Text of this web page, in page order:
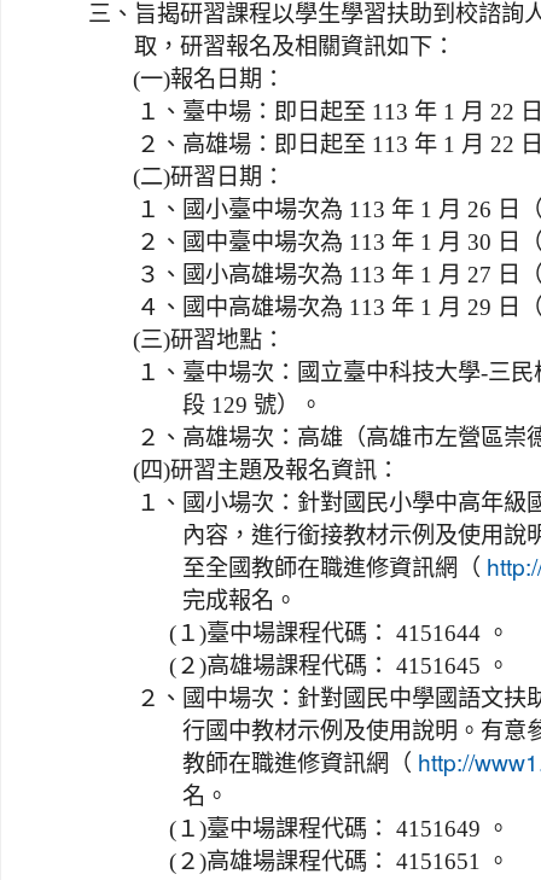
三、 旨揭研習課程以學生學習扶助到校諮詢
取，研習報名及相關資訊如下：
(一)報名日期：
１、 臺中場：即日起至 113 年 1 月 22
２、 高雄場：即日起至 113 年 1 月 22
(二)研習日期：
１、 國小臺中場次為 113 年 1 月 26 日
２、 國中臺中場次為 113 年 1 月 30 日
３、 國小高雄場次為 113 年 1 月 27 日
４、 國中高雄場次為 113 年 1 月 29 日
(三)研習地點：
１、 臺中場次：國立臺中科技大學-三
段 129 號）。
２、 高雄場次：高雄（高雄市左營區崇
(四)研習主題及報名資訊：
１、 國小場次：針對國民小學中高年級
內容，進行銜接教材示例及使用說
至全國教師在職進修資訊網（
完成報名。
(１)臺中場課程代碼： 4151644 。
(２)高雄場課程代碼： 4151645 。
２、 國中場次：針對國民中學國語文扶
行國中教材示例及使用說明。有意
教師在職進修資訊網（ http://
名。
(１)臺中場課程代碼： 4151649 。
(２)高雄場課程代碼： 4151651 。